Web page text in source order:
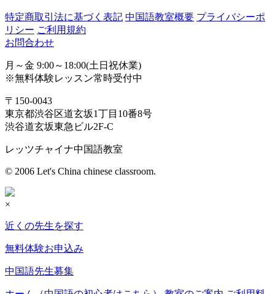
特定商取引法に基づく表記 中国語教室概要 プライバシーポ
リシー ご利用規約
お問合わせ
月～金 9:00～18:00(土日祝休業)
※無料体験レッスン常時受付中
〒150-0043
東京都渋谷区道玄坂1丁目10番8号
渋谷道玄坂東急ビル2F-C
レッツチャイナ中国語教室
© 2006 Let's China chinese classroom.
×
近くの先生を探す
無料体験お申込み
中国語先生募集